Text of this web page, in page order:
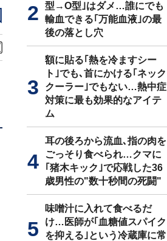
型→O型｣はダメ…誰にでも
輸血できる｢万能血液｣の最
後の落とし穴
額に貼る｢熱を冷ますシー
ト｣でも､首にかける｢ネック
クーラー｣でもない…熱中症
対策に最も効果的なアイテ
ム
耳の後ろから流血､指の肉を
ごっそり食べられ…クマに
｢猪木キック｣で応戦した36
歳男性の"数十秒間の死闘"
味噌汁に入れて食べるだ
け…医師が｢血糖値スパイク
を抑える｣という冷蔵庫に常